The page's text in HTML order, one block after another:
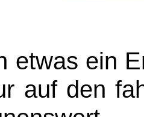
etwas ein
auf den